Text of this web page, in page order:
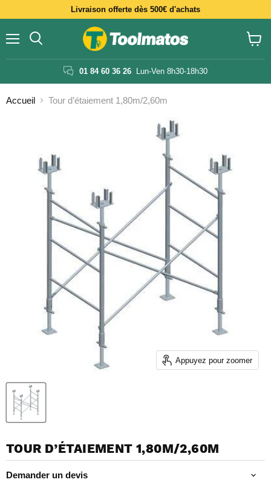
Livraison offerte dès 500€ d'achats
01 84 60 36 26 Lun-Ven 8h30-18h30
le
Accueil Tour d’étaiement 1,80m/2,60m
Appuyez pour zoomer
TOUR D’ÉTAIEMENT 1,80M/2,60M
Demander un devis